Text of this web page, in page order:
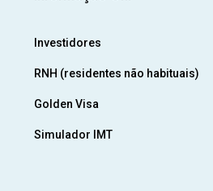
Investidores
RNH (residentes não habituais)
Golden Visa
Simulador IMT